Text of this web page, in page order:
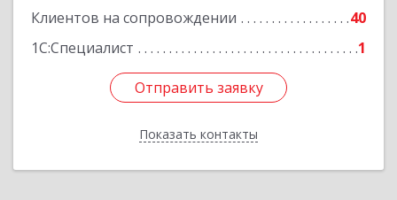
Клиентов на сопровождении
40
1С:Специалист
1
Отправить заявку
Показать контакты
Отправить заявку
Назад